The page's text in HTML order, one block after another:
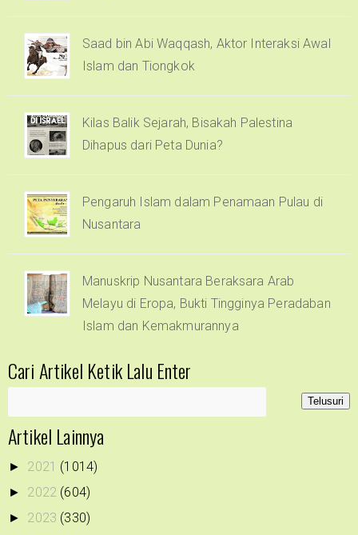
Saad bin Abi Waqqash, Aktor Interaksi Awal
Islam dan Tiongkok
Kilas Balik Sejarah, Bisakah Palestina
Dihapus dari Peta Dunia?
Pengaruh Islam dalam Penamaan Pulau di
Nusantara
Manuskrip Nusantara Beraksara Arab
Melayu di Eropa, Bukti Tingginya Peradaban
Islam dan Kemakmurannya
Cari Artikel Ketik Lalu Enter
Artikel Lainnya
► 2021 (1014)
► 2022 (604)
► 2023 (330)